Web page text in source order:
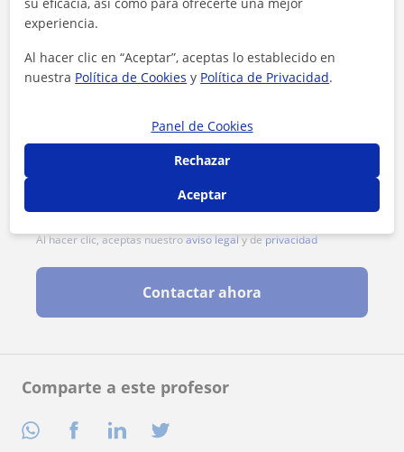
Comparte a este profesor
Al hacer clic, aceptas nuestroaviso legaly deprivacidad
Contactar ahora
experiencia.
Al hacer clic en “Aceptar”, aceptas lo establecido en
nuestra Política de Cookies y Política de Privacidad.
Panel de Cookies
Rechazar
Aceptar